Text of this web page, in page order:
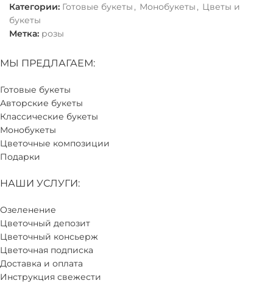
Категории: Готовые букеты , Монобукеты , Цветы и
букеты
Метка: розы
МЫ ПРЕДЛАГАЕМ:
Готовые букеты
Авторские букеты
Классические букеты
Монобукеты
Цветочные композиции
Подарки
НАШИ УСЛУГИ:
Озеленение
Цветочный депозит
Цветочный консьерж
Цветочная подписка
Доставка и оплата
Инструкция свежести